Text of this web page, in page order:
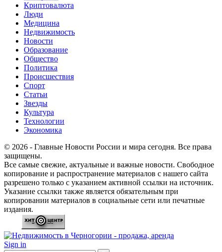
Криптовалюта
Люди
Медицина
Недвижимость
Новости
Образование
Общество
Политика
Происшествия
Спорт
Статьи
Звезды
Культура
Технологии
Экономика
© 2026 - Главные Новости России и мира сегодня. Все права
защищены.
Все самые свежие, актуальные и важные новости. Свободное
копирование и распространение материалов с нашего сайта
разрешено только с указанием активной ссылки на источник.
Указание ссылки также является обязательным при
копировании материалов в социальные сети или печатные
издания.
Sign in